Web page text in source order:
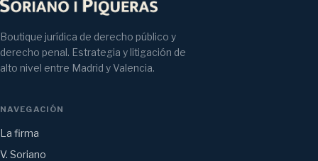
Boutique jurídica de derecho público y
derecho penal. Estrategia y litigación de
alto nivel entre Madrid y Valencia.
NAVEGACIÓN
La firma
V. Soriano